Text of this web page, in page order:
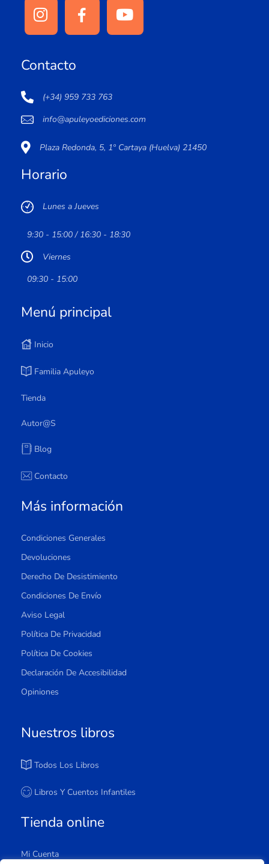
Contacto
(+34) 959 733 763
info@apuleyoediciones.com
Plaza Redonda, 5, 1º Cartaya (Huelva) 21450
Horario
Lunes a Jueves
9:30 - 15:00 / 16:30 - 18:30
Viernes
09:30 - 15:00
Menú principal
Inicio
Familia Apuleyo
Tienda
Autor@s
Blog
Contacto
Más información
Condiciones Generales
Devoluciones
Derecho De Desistimiento
Condiciones De Envío
Aviso Legal
Política De Privacidad
Política De Cookies
Declaración De Accesibilidad
Opiniones
Nuestros libros
Todos Los Libros
Libros Y Cuentos Infantiles
Tienda online
Mi Cuenta